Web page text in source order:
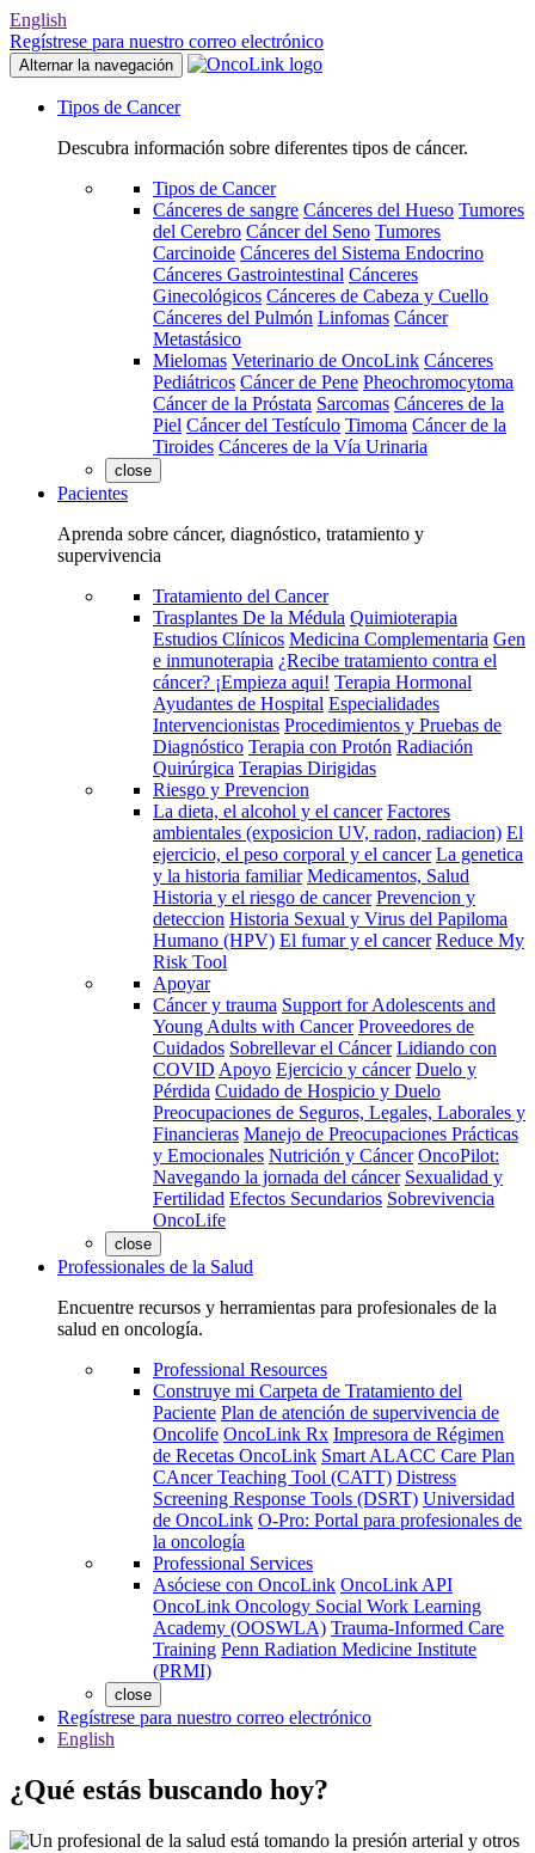
English
Regístrese para nuestro correo electrónico
Alternar la navegación
Tipos de Cancer
Descubra información sobre diferentes tipos de cáncer.
Tipos de Cancer
Cánceres de sangre Cánceres del Hueso Tumores
del Cerebro Cáncer del Seno Tumores
Carcinoide Cánceres del Sistema Endocrino
Cánceres Gastrointestinal Cánceres
Ginecológicos Cánceres de Cabeza y Cuello
Cánceres del Pulmón Linfomas Cáncer
Metastásico
Mielomas Veterinario de OncoLink Cánceres
Pediátricos Cáncer de Pene Pheochromocytoma
Cáncer de la Próstata Sarcomas Cánceres de la
Piel Cáncer del Testículo Timoma Cáncer de la
Tiroides Cánceres de la Vía Urinaria
close
Pacientes
Aprenda sobre cáncer, diagnóstico, tratamiento y
supervivencia
Tratamiento del Cancer
Trasplantes De la Médula Quimioterapia
Estudios Clínicos Medicina Complementaria Gen
e inmunoterapia ¿Recibe tratamiento contra el
cáncer? ¡Empieza aqui! Terapia Hormonal
Ayudantes de Hospital Especialidades
Intervencionistas Procedimientos y Pruebas de
Diagnóstico Terapia con Protón Radiación
Quirúrgica Terapias Dirigidas
Riesgo y Prevencion
La dieta, el alcohol y el cancer Factores
ambientales (exposicion UV, radon, radiacion) El
ejercicio, el peso corporal y el cancer La genetica
y la historia familiar Medicamentos, Salud
Historia y el riesgo de cancer Prevencion y
deteccion Historia Sexual y Virus del Papiloma
Humano (HPV) El fumar y el cancer Reduce My
Risk Tool
Apoyar
Cáncer y trauma Support for Adolescents and
Young Adults with Cancer Proveedores de
Cuidados Sobrellevar el Cáncer Lidiando con
COVID Apoyo Ejercicio y cáncer Duelo y
Pérdida Cuidado de Hospicio y Duelo
Preocupaciones de Seguros, Legales, Laborales y
Financieras Manejo de Preocupaciones Prácticas
y Emocionales Nutrición y Cáncer OncoPilot:
Navegando la jornada del cáncer Sexualidad y
Fertilidad Efectos Secundarios Sobrevivencia
OncoLife
close
Professionales de la Salud
Encuentre recursos y herramientas para profesionales de la
salud en oncología.
Professional Resources
Construye mi Carpeta de Tratamiento del
Paciente Plan de atención de supervivencia de
Oncolife OncoLink Rx Impresora de Régimen
de Recetas OncoLink Smart ALACC Care Plan
CAncer Teaching Tool (CATT) Distress
Screening Response Tools (DSRT) Universidad
de OncoLink O-Pro: Portal para profesionales de
la oncología
Professional Services
Asóciese con OncoLink OncoLink API
OncoLink Oncology Social Work Learning
Academy (OOSWLA) Trauma-Informed Care
Training Penn Radiation Medicine Institute
(PRMI)
close
Regístrese para nuestro correo electrónico
English
¿Qué estás buscando hoy?